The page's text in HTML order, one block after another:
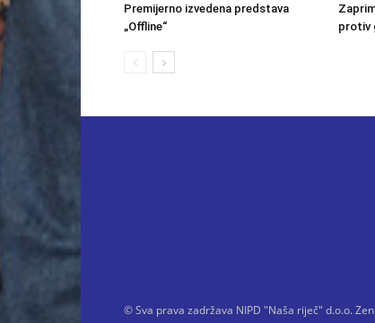
Premijerno izvedena predstava
„Offline“
protiv
© Sva prava zadržava NIPD "Naša riječ" d.o.o.